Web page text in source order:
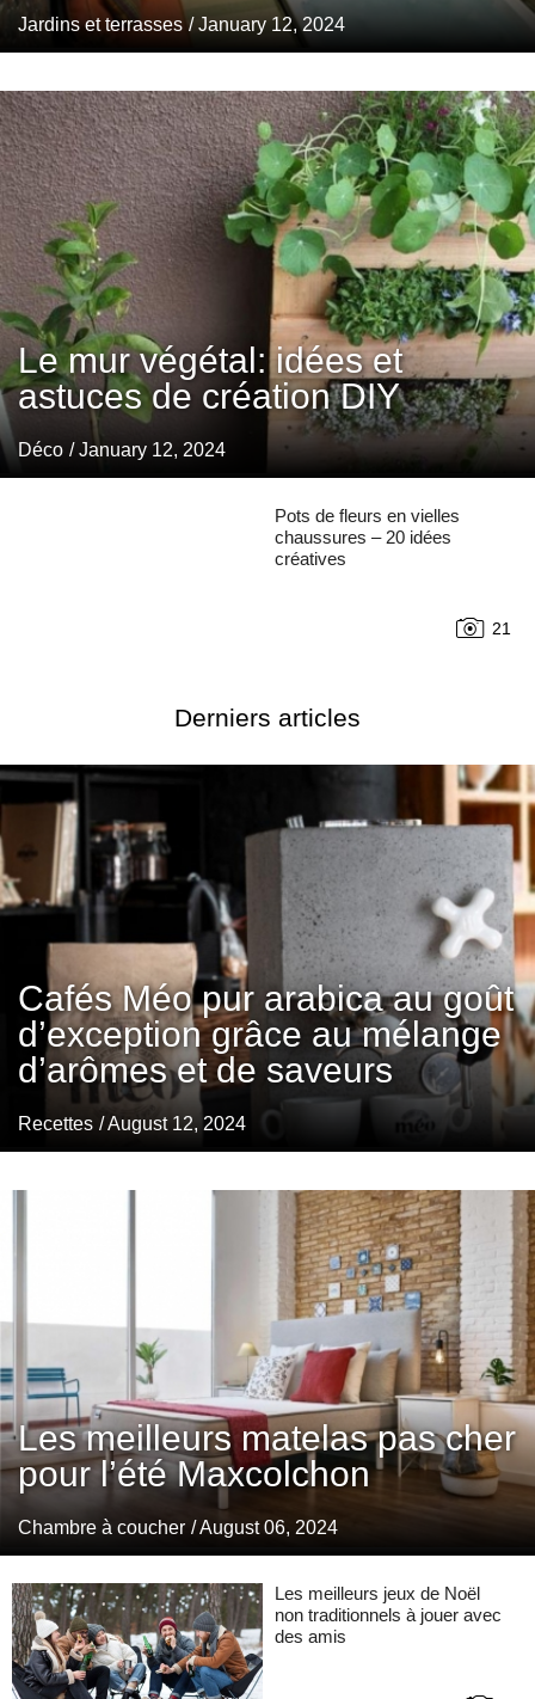
Jardins et terrasses / January 12, 2024
Le mur végétal: idées et
astuces de création DIY
Déco / January 12, 2024
Pots de fleurs en vielles
chaussures – 20 idées
créatives
21
Derniers articles
Cafés Méo pur arabica au goût
d’exception grâce au mélange
d’arômes et de saveurs
Recettes / August 12, 2024
Les meilleurs matelas pas cher
pour l’été Maxcolchon
Chambre à coucher / August 06, 2024
Les meilleurs jeux de Noël
non traditionnels à jouer avec
des amis